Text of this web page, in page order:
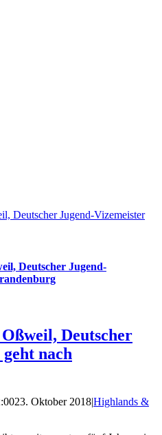
Deutscher Jugend-Vizemeister
Deutscher Jugend-
Deutscher
nach
23. Oktober 2018|Highlands &